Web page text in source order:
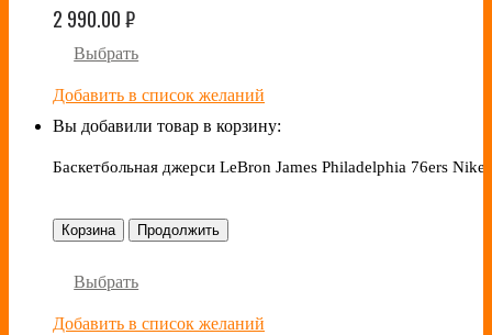
2 990.00₽
Выбрать
Добавить в список желаний
Вы добавили товар в корзину:
Баскетбольная джерси LeBron James Philadelphia 76ers Nike
Корзина Продолжить
Выбрать
Добавить в список желаний